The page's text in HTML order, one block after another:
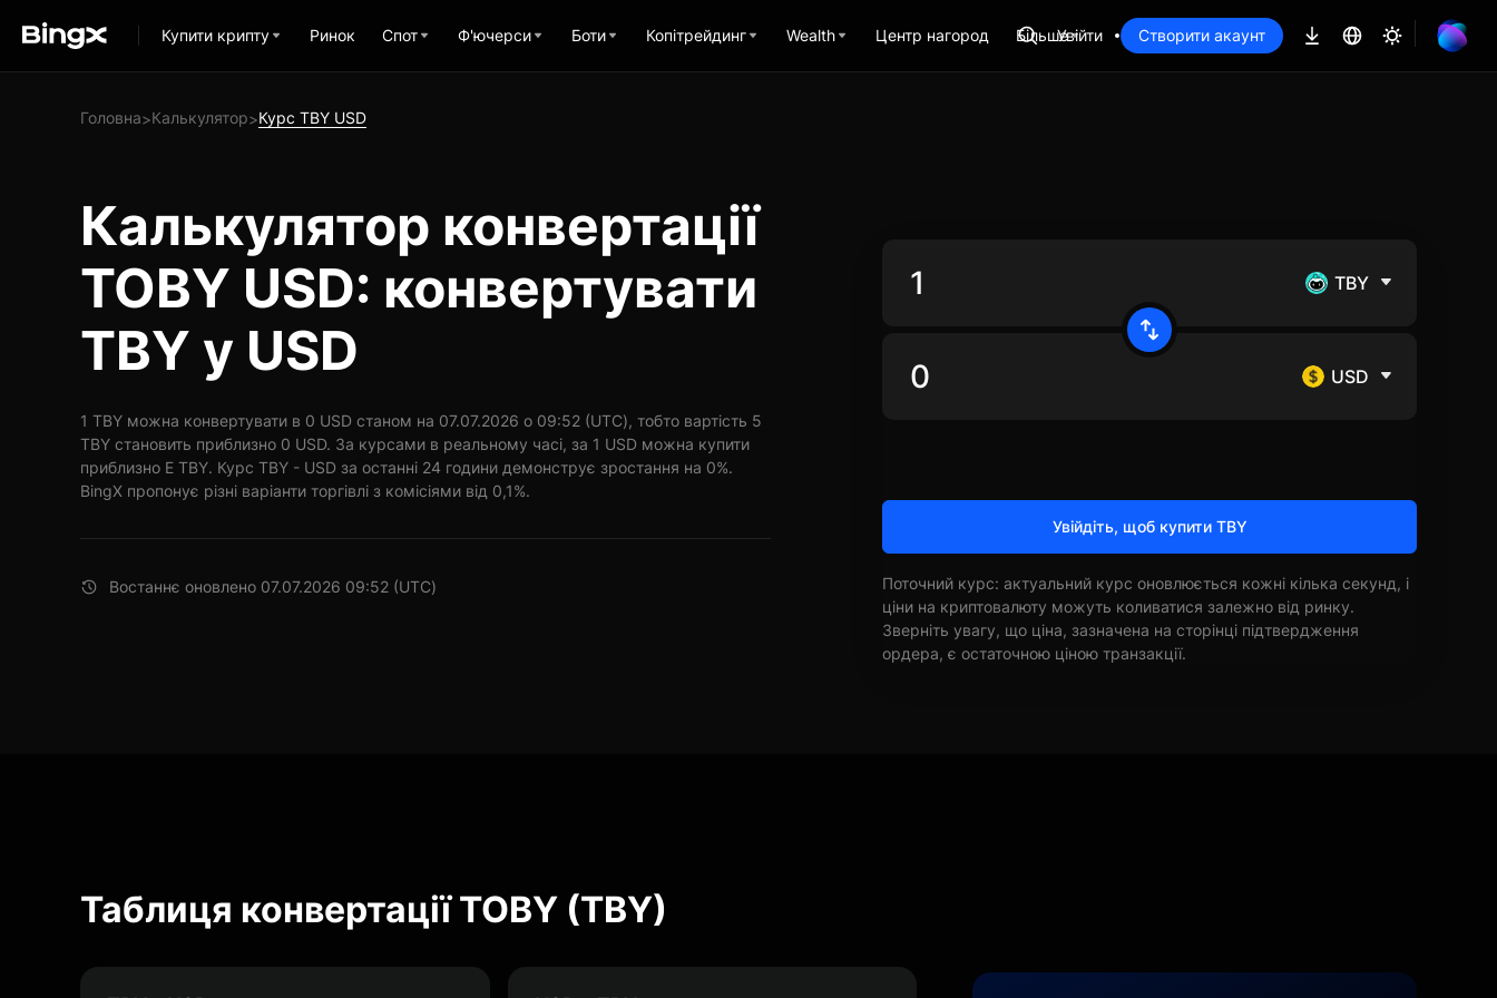
Купити крипту Ринок Спот Ф'ючерси Боти Копітрейдинг Wealth Центр нагород БільшеУвійти Створити акаунт
Головна>Калькулятор>Курс TBY USD
Калькулятор конвертації
TOBY USD: конвертувати
TBY у USD
1 TBY можна конвертувати в 0 USD станом на 07.07.2026 о 09:52 (UTC), тобто вартість 5
TBY становить приблизно 0 USD. За курсами в реальному часі, за 1 USD можна купити
приблизно E TBY. Курс TBY - USD за останні 24 години демонструє зростання на 0%.
BingX пропонує різні варіанти торгівлі з комісіями від 0,1%.
Востаннє оновлено 07.07.2026 09:52 (UTC)
TBY
USD
Увійдіть, щоб купити TBY
Поточний курс: актуальний курс оновлюється кожні кілька секунд, і
ціни на криптовалюту можуть коливатися залежно від ринку.
Зверніть увагу, що ціна, зазначена на сторінці підтвердження
ордера, є остаточною ціною транзакції.
Таблиця конвертації TOBY (TBY)